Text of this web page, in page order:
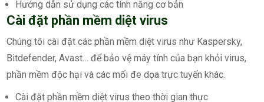
Hướng dẫn sử dụng các tính năng cơ bản
Cài đặt phần mềm diệt virus
Chúng tôi cài đặt các phần mềm diệt virus như Kaspersky,
Bitdefender, Avast… để bảo vệ máy tính của bạn khỏi virus,
phần mềm độc hại và các mối đe dọa trực tuyến khác.
Cài đặt phần mềm diệt virus theo thời gian thực